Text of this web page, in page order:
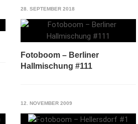
28. SEPTEMBER 2018
Fotoboom – Berliner
Hallmischung #111
12. NOVEMBER 2009